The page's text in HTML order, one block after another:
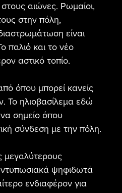
αιώνες. Ρωμαίοι,
στην πόλη,
είναι
παλιό και το νέο
αστικό τοπίο.
όπου μπορεί κανείς
Το ηλιοβασίλεμα εδώ
σημείο όπου
σύνδεση με την πόλη.
μεγαλύτερους
ψηφιδωτά
ενδιαφέρον για